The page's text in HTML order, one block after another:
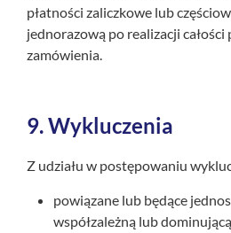
płatności zaliczkowe lub
jednorazową po realizacji
zamówienia.
9.Wykluczenia
Z udziału w postępowaniu
powiązane lub będące
współzależną lub